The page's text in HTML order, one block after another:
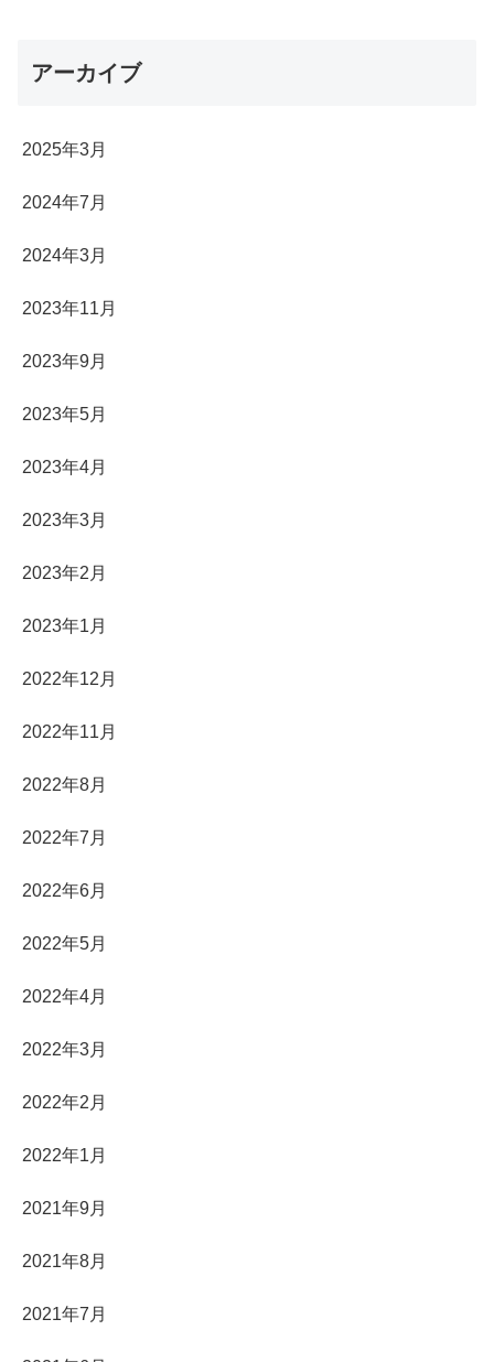
アーカイブ
2025年3月
2024年7月
2024年3月
2023年11月
2023年9月
2023年5月
2023年4月
2023年3月
2023年2月
2023年1月
2022年12月
2022年11月
2022年8月
2022年7月
2022年6月
2022年5月
2022年4月
2022年3月
2022年2月
2022年1月
2021年9月
2021年8月
2021年7月